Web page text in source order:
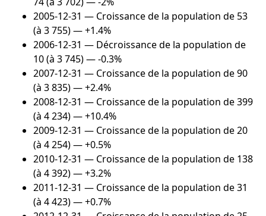
2005-12-31 — Croissance de la population de 53
(à 3 755) — +1.4%
2006-12-31 — Décroissance de la population de
10 (à 3 745) — -0.3%
2007-12-31 — Croissance de la population de 90
(à 3 835) — +2.4%
2008-12-31 — Croissance de la population de 399
(à 4 234) — +10.4%
2009-12-31 — Croissance de la population de 20
(à 4 254) — +0.5%
2010-12-31 — Croissance de la population de 138
(à 4 392) — +3.2%
2011-12-31 — Croissance de la population de 31
(à 4 423) — +0.7%